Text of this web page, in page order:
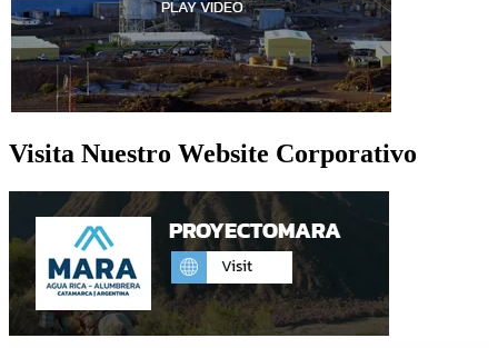
Visita Nuestro Website Corporativo